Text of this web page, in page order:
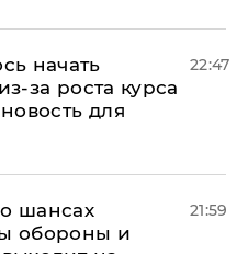
начать
за роста курса
для
22:47
шансах
обороны и
21:59